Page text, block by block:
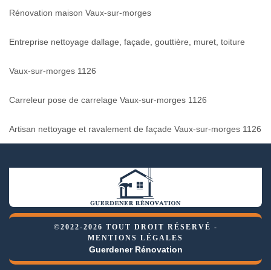
Rénovation maison Vaux-sur-morges
Entreprise nettoyage dallage, façade, gouttière, muret, toiture
Vaux-sur-morges 1126
Carreleur pose de carrelage Vaux-sur-morges 1126
Artisan nettoyage et ravalement de façade Vaux-sur-morges 1126
©2022-2026 TOUT DROIT RÉSERVÉ -
MENTIONS LÉGALES
Guerdener Rénovation